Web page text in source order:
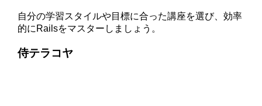
自分の学習スタイルや目標に合った講座を選び、効率
的にRailsをマスターしましょう。
侍テラコヤ